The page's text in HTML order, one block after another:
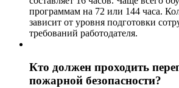
программам на 72 или 144 часа.
зависит от уровня подготовки
требований работодателя.
Кто должен проходить
пожарной безопасности?